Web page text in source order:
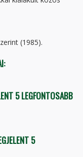
(1985).
5 LEGFONTOSABB
5